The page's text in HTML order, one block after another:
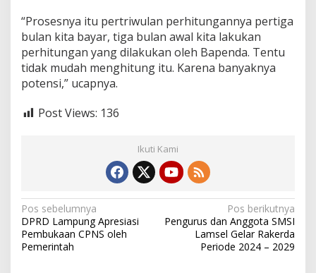
“Prosesnya itu pertriwulan perhitungannya pertiga
bulan kita bayar, tiga bulan awal kita lakukan
perhitungan yang dilakukan oleh Bapenda. Tentu
tidak mudah menghitung itu. Karena banyaknya
potensi,” ucapnya.
Post Views: 136
Ikuti Kami
N
a
v
Pos sebelumnya
DPRD Lampung Apresiasi
Pembukaan CPNS oleh
Pemerintah
Pos berikutnya
Pengurus dan Anggota SMSI
Lamsel Gelar Rakerda
Periode 2024 – 2029